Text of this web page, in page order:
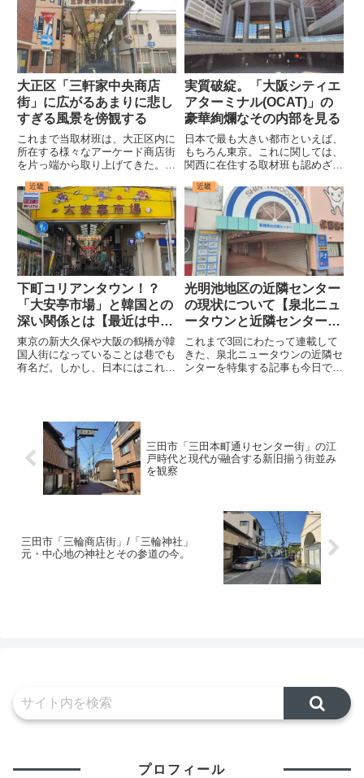
大正区「三軒家中央商店
街」に広がるあまりに悲し
すぎる風景を傍観する
これまで当取材班は、大正区内に
所在する様々なアーケード商店街
を片っ端から取り上げてきた。具
（サンクス平尾）」「泉尾商店
街」「三泉商店街」といった場所
が挙げられる（それぞれのレポー
トについては商店街名をクリック
する...
実質破綻。「大阪シティエ
アターミナル(OCAT)」の
豪華絢爛なその内部を見る
日本で最も大きい都市といえば、
もちろん東京。これに関しては、
関西に在住する取材班も認めざる
空港といえば、もちろん羽田空
港、そして成田空港である。世界
的にも巨大な都市圏を抱えるこの
エリアには世界を代表する2つの
空...
近畿
下町コリアンタウン！？
「大安亭市場」と韓国との
深い関係とは【最近は中国
も】
東京の新大久保や大阪の鶴橋が韓
国人街になっていることは巷でも
有名だ。しかし、日本にはこれら
る、「大安亭市場」もその一つ
だ。当サイトをご愛読の方ならも
う嫌...
近畿
光明池地区の近隣センター
の現状について【泉北ニュ
ータウンと近隣センター(4)
】
これまで3回にわたって連載して
きた、泉北ニュータウンの近隣セ
ンターを特集する記事も今日で最
宅...
三田市「三田本町通りセンター街」の江
戸時代と現代が融合する新旧揃う街並み
を観察
三田市「三輪商店街」/「三輪神社」
元・中心地の神社とその参道の今。
プロフィール